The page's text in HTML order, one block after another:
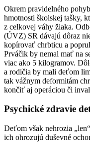
Okrem pravidelného
hmotnosti školskej tašky,
z celkovej váhy žiaka.
(ÚVZ) SR dávajú dôraz
kopírovať chrbticu a
Prváčik by nemal mať na
viac ako 5 kilogramov.
a rodičia by mali deťom
tak vážnym deformitám
končiť aj operáciou či
Psychické zdravie
Deťom však nehrozia
ich ohrozujú duševné